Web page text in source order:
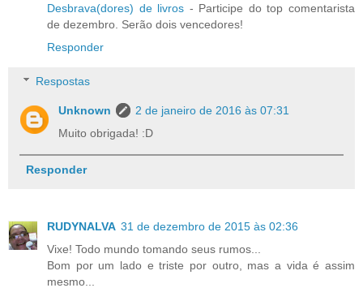
Desbrava(dores) de livros - Participe do top comentarista
de dezembro. Serão dois vencedores!
Responder
Respostas
Unknown
2 de janeiro de 2016 às 07:31
Muito obrigada! :D
Responder
RUDYNALVA 31 de dezembro de 2015 às 02:36
Vixe! Todo mundo tomando seus rumos...
Bom por um lado e triste por outro, mas a vida é assim
mesmo...